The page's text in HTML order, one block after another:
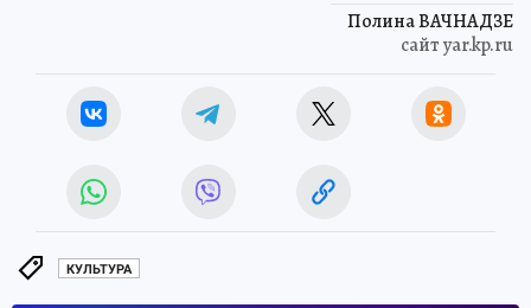
Полина ВАЧНАДЗЕ
сайт yar.kp.ru
КУЛЬТУРА